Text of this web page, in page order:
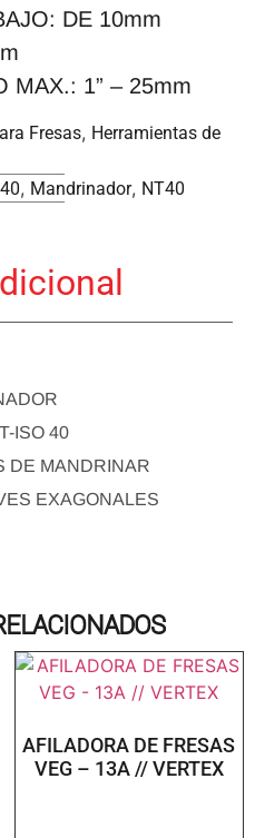
DE 10mm
MAX.: 1” – 25mm
Fresas, Herramientas de
, Mandrinador, NT40
ISO 40
DE MANDRINAR
EXAGONALES
AFILADORA DE FRESAS
VEG – 13A // VERTEX